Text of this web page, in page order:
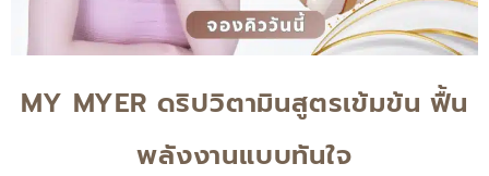
MY MYER ดริปวิตามินสูตรเข้มข้น ฟื้น
พลังงานแบบทันใจ